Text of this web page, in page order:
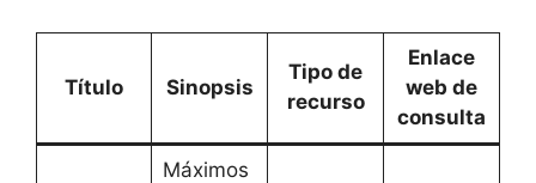
Título Sinopsis
Tipo de
recurso
Enlace
web de
consulta
Máximos